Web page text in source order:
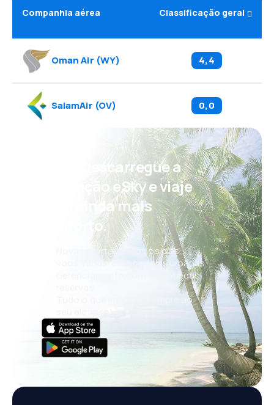
Companhia aérea Classificação geral
Oman Air (WY) 4,4
SalamAir (OV) 0,0
Psst! Descarregue a
aplicação eSky e viaje
com ainda mais
conforto.
Novas ofertas todos os dias:
voos, férias, escapadelas urbanas
Gerenciamento conveniente das
Tudo o que importa, sempre ao